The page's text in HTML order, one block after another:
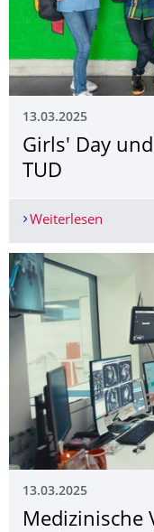
13.03.2025
Girls' Day
TUD
Weiterlesen
13.03.2025
Medizinische